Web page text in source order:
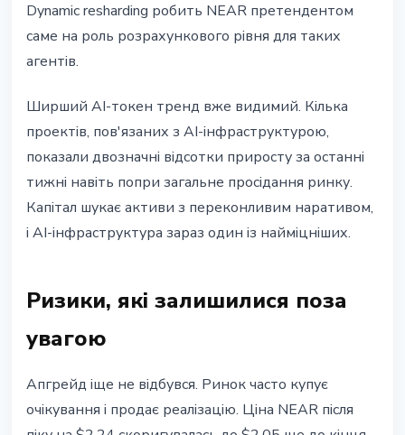
Dynamic resharding робить NEAR претендентом
саме на роль розрахункового рівня для таких
агентів.
Ширший AI-токен тренд вже видимий. Кілька
проектів, пов'язаних з AI-інфраструктурою,
показали двозначні відсотки приросту за останні
тижні навіть попри загальне просідання ринку.
Капітал шукає активи з переконливим наративом,
і AI-інфраструктура зараз один із найміцніших.
Ризики, які залишилися поза
увагою
Апгрейд іще не відбувся. Ринок часто купує
очікування і продає реалізацію. Ціна NEAR після